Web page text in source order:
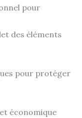
pour
des éléments
pour protéger
économique